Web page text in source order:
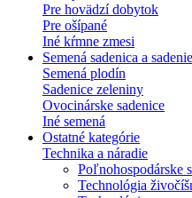
Pre hovädzí dobytok
Pre ošípané
Iné kŕmne zmesi
Semená sadenica a sadenie
Semená plodín
Sadenice zeleniny
Ovocinárske sadenice
Iné semená
Ostatné kategórie
Technika a náradie
Poľnohospodárske
Technológia